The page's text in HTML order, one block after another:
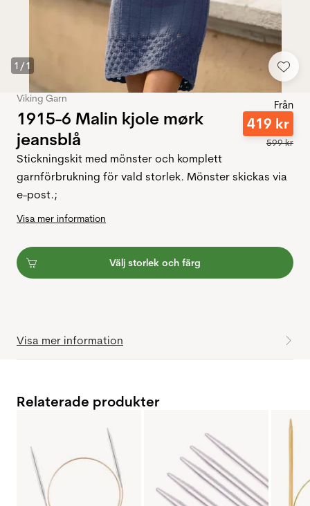
1 /1
Viking Garn
1915-6 Malin kjole mørk
jeansblå
Från
419 kr
599kr
Stickningskit med mönster och komplett
garnförbrukning för vald storlek. Mönster skickas via
e-post.;
Visa mer information
Välj storlek och färg
Visa mer information
Relaterade produkter